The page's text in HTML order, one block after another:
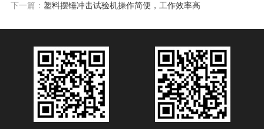
下一篇： 塑料摆锤冲击试验机操作简便，工作效率高